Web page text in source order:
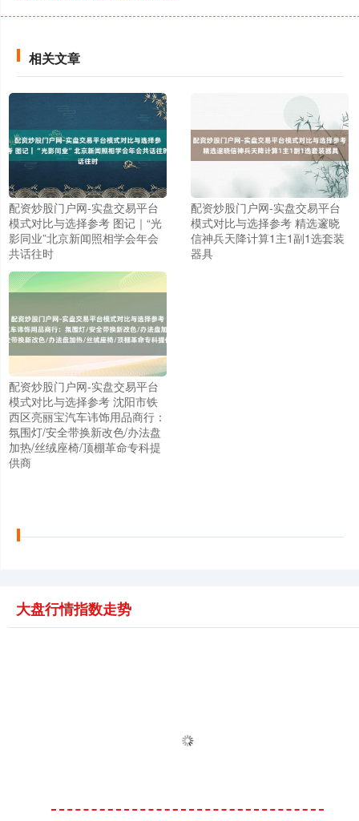
相关文章
配资炒股门户网-实盘交易平台
模式对比与选择参考 图记｜“光
影同业”北京新闻照相学会年会
共话往时
配资炒股门户网-实盘交易平台
模式对比与选择参考 精选邃晓
信神兵天降计算1主1副1选套装
器具
配资炒股门户网-实盘交易平台
模式对比与选择参考 沈阳市铁
西区亮丽宝汽车讳饰用品商行：
氛围灯/安全带换新改色/办法盘
加热/丝绒座椅/顶棚革命专科提
供商
大盘行情指数走势